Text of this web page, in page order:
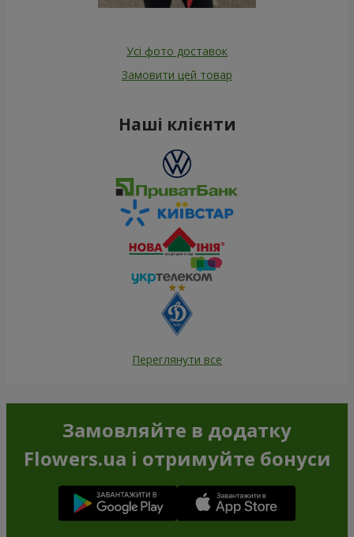
Усі фото доставок
Замовити цей товар
Наші клієнти
Переглянути все
Замовляйте в додатку
Flowers.ua і отримуйте бонуси